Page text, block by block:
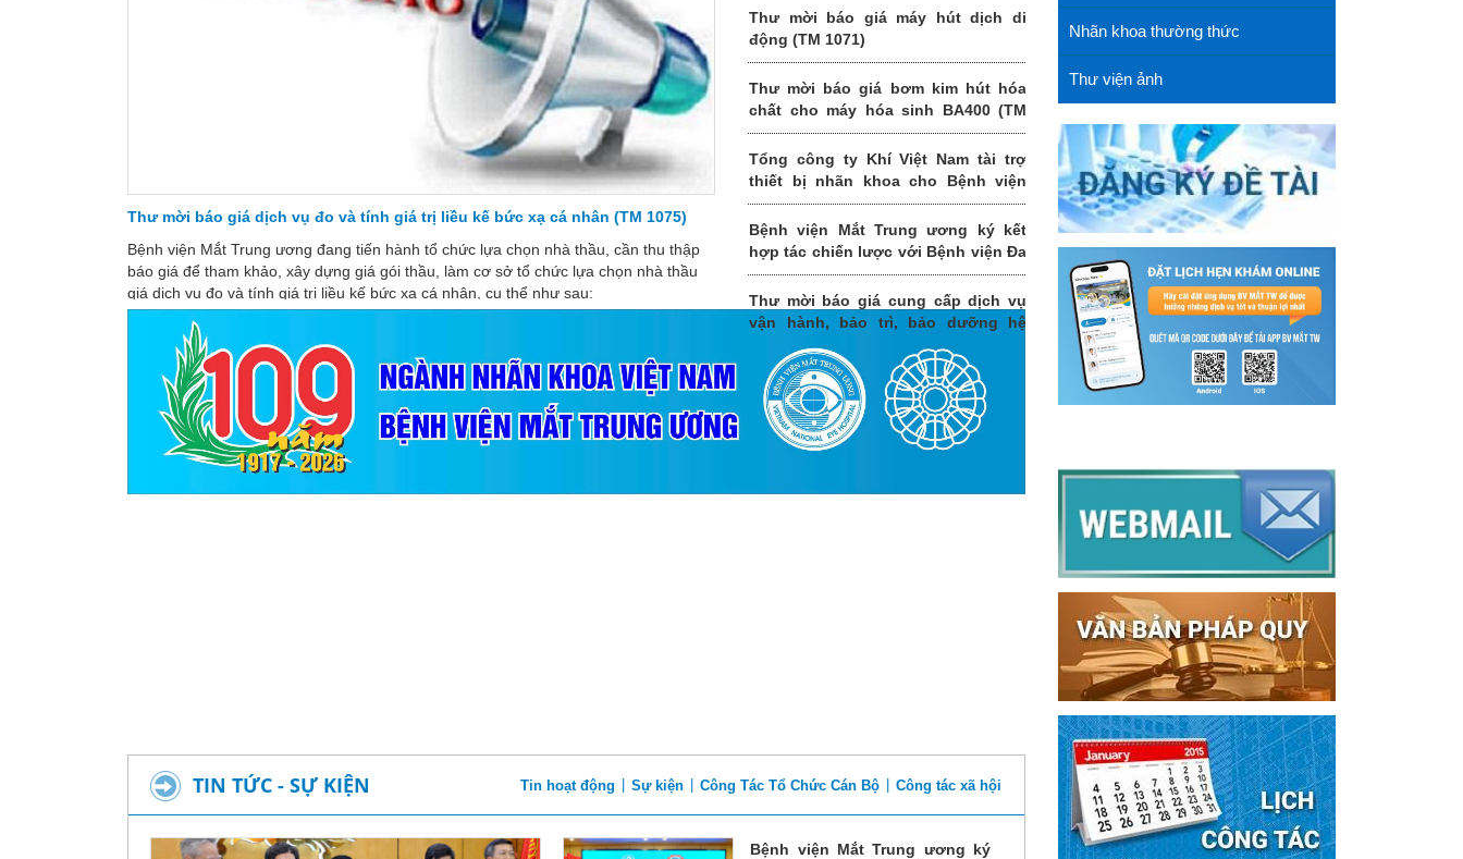
Thư mời báo giá dịch vụ đo và tính giá trị liều kế bức xạ cá nhân (TM 1075)
Bệnh viện Mắt Trung ương đang tiến hành tổ chức lựa chọn nhà thầu, cần thu thập
báo giá để tham khảo, xây dựng giá gói thầu, làm cơ sở tổ chức lựa chọn nhà thầu
giá dịch vụ đo và tính giá trị liều kế bức xạ cá nhân, cụ thể như sau:
Thư mời báo giá máy hút dịch di
động (TM 1071)
Thư mời báo giá bơm kim hút hóa
chất cho máy hóa sinh BA400 (TM
1070)
Tổng công ty Khí Việt Nam tài trợ
thiết bị nhãn khoa cho Bệnh viện
Mắt Trung ương
Bệnh viện Mắt Trung ương ký kết
hợp tác chiến lược với Bệnh viện Đa
khoa tỉnh Quảng Ninh
Thư mời báo giá cung cấp dịch vụ
vận hành, bảo trì, bảo dưỡng hệ
thống xử lý nước thải trong thời
gian 1 năm (12 tháng) giai đoạn
2026-2027 của Bệnh viện Mắt Trung
ương.
TIN TỨC - SỰ KIỆN Tin hoạt động Sự kiện Công Tác Tổ Chức Cán Bộ Công tác xã hội
Bệnh viện Mắt Trung ương ký
Nhãn khoa thường thức
Thư viện ảnh